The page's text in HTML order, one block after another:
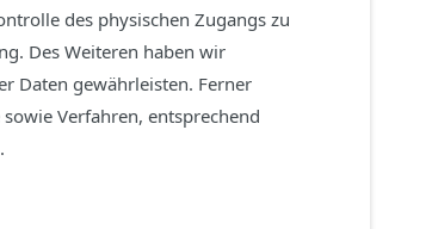
des physischen Zugangs zu
Des Weiteren haben wir
Daten gewährleisten. Ferner
Verfahren, entsprechend